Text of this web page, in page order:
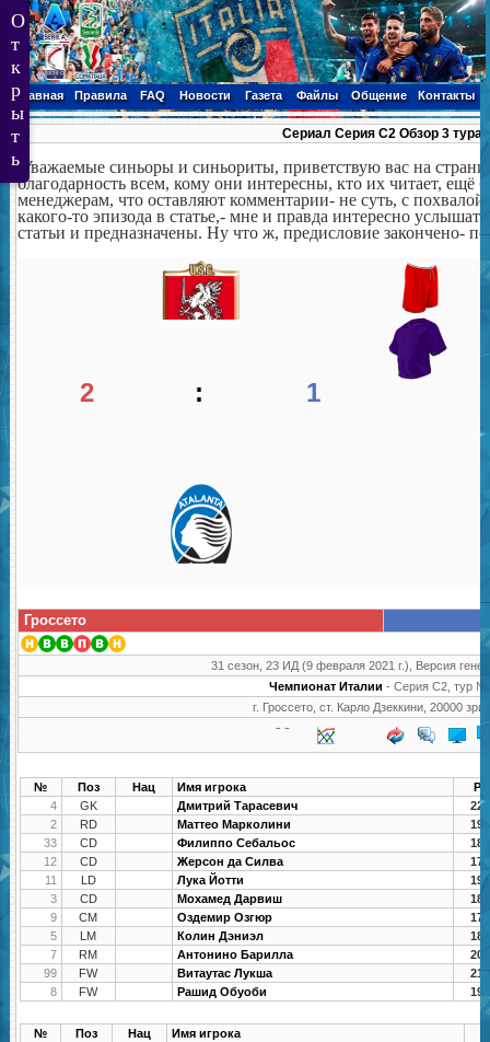
Главная Правила FAQ Новости Газета Файлы Общение Контакты
Сериал Серия С2 Обзор 3 тура.
Уважаемые синьоры и синьориты, приветствую вас на
благодарность всем, кому они интересны, кто их читает, ещё
менеджерам, что оставляют комментарии- не суть, с
какого-то эпизода в статье,- мне и правда интересно
статьи и предназначены. Ну что ж, предисловие закончено-
2 : 1
Гроссето
31 сезон, 23 ИД (9 февраля 2021 г.), Версия
Чемпионат Италии - Серия C2, тур
г. Гроссето, ст. Карло Дзеккини, 20000
№ Поз Нац Имя игрока
РУ
4
GK Дмитрий Тарасевич
2
RD Маттео Марколини
33
CD Филиппо Себальос
12
CD Жерсон да Силва
11
LD Лука Йотти
3
CD Мохамед Дарвиш
9
CM Оздемир Озгюр
5
LM Колин Дэниэл
7
RM Антонино Барилла
99
FW Витаутас Лукша
8
FW Рашид Обуоби
№ Поз Нац Имя игрока